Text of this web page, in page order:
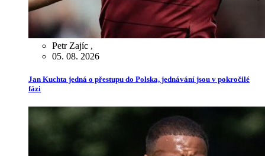
Petr Zajíc ,
05. 08. 2026
Jan Kuchta jedná o přestupu do Polska, jednávání jsou v pokročilé
fázi